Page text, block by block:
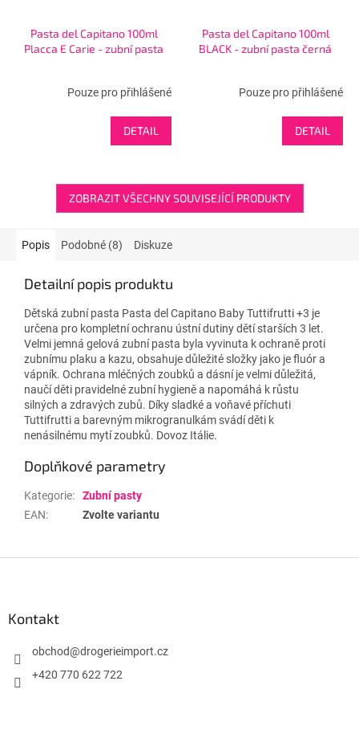
Pasta del Capitano 100ml
Placca E Carie - zubní pasta
Pouze pro přihlášené
DETAIL
Pasta del Capitano 100ml
BLACK - zubní pasta černá
Pouze pro přihlášené
DETAIL
ZOBRAZIT VŠECHNY SOUVISEJÍCÍ PRODUKTY
Popis Podobné (8) Diskuze
Detailní popis produktu
Dětská zubní pasta Pasta del Capitano Baby Tuttifrutti +3 je
určena pro kompletní ochranu ústní dutiny dětí starších 3 let.
Velmi jemná gelová zubní pasta byla vyvinuta k ochraně proti
zubnímu plaku a kazu, obsahuje důležité složky jako je fluór a
vápník. Ochrana mléčných zoubků a dásní je velmi důležitá,
naučí děti pravidelné zubní hygieně a napomáhá k růstu
silných a zdravých zubů. Díky sladké a voňavé příchuti
Tuttifrutti a barevným mikrogranulkám svádí děti k
nenásilnému mytí zoubků. Dovoz Itálie.
Doplňkové parametry
Kategorie:
Zubní pasty
EAN: Zvolte variantu
Kontakt
obchod@drogerieimport.cz
+420 770 622 722